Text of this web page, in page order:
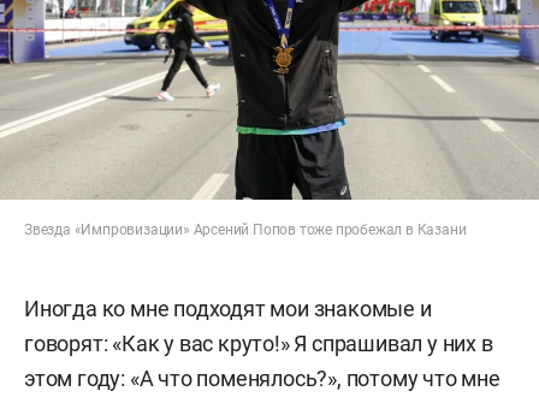
Звезда «Импровизации» Арсений Попов тоже пробежал в Казани
Иногда ко мне подходят мои знакомые и
говорят: «Как у вас круто!» Я спрашивал у них в
этом году: «А что поменялось?», потому что мне